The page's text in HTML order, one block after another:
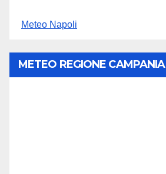
Meteo Napoli
METEO REGIONE CAMPANIA